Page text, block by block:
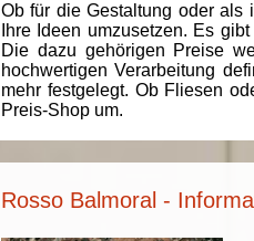
Ob für die Gestaltung oder als
Ihre Ideen umzusetzen. Es
Die dazu gehörigen Preise
hochwertigen Verarbeitung
mehr festgelegt. Ob Fliesen
Preis-Shop um.
Rosso Balmoral -